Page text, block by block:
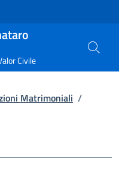
Civile
Matrimoniali /